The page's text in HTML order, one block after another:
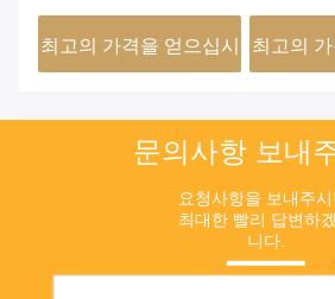
최고의 가격을 얻으십시 최고의
문의사항 보내
요청사항을 보내주시
최대한 빨리 답변하
니다.